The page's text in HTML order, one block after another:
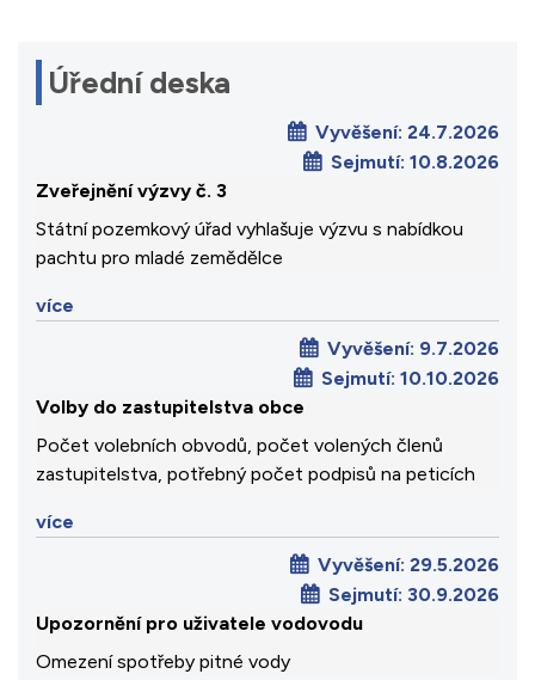
Úřední deska
Vyvěšení: 24.7.2026
Sejmutí: 10.8.2026
Zveřejnění výzvy č. 3
Státní pozemkový úřad vyhlašuje výzvu s nabídkou
pachtu pro mladé zemědělce
více
Vyvěšení: 9.7.2026
Sejmutí: 10.10.2026
Volby do zastupitelstva obce
Počet volebních obvodů, počet volených členů
zastupitelstva, potřebný počet podpisů na peticích
více
Vyvěšení: 29.5.2026
Sejmutí: 30.9.2026
Upozornění pro uživatele vodovodu
Omezení spotřeby pitné vody